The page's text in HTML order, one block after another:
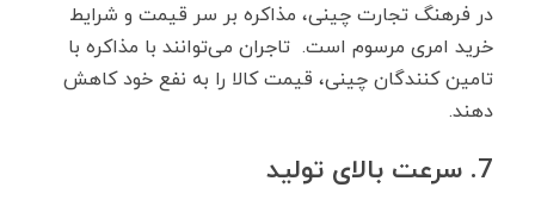
در فرهنگ تجارت چینی، مذاکره بر سر قیمت و شرایط
خرید امری مرسوم است. تاجران می‌توانند با مذاکره با
تامین کنندگان چینی، قیمت کالا را به نفع خود کاهش
دهند.
7. سرعت بالای تولید